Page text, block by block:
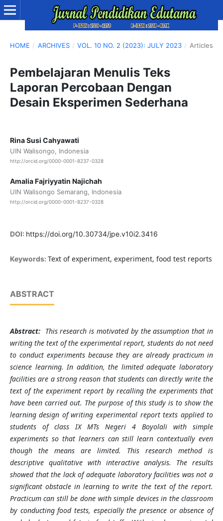
HOME / ARCHIVES / VOL. 10 NO. 2 (2023): JULY 2023 / Articles
Pembelajaran Menulis Teks
Laporan Percobaan Dengan
Desain Eksperimen Sederhana
Rina Susi Cahyawati
UIN Walisongo, Indonesia
http://orcid.org/0000-0001-8237-0328
Amalia Fajriyyatin Najichah
UIN Walisongo Semarang, Indonesia
http://orcid.org/0000-0001-8237-0328
DOI: https://doi.org/10.30734/jpe.v10i2.3416
Keywords: Text of experiment, experiment, food test reports
ABSTRACT
Abstract: This research is motivated by the assumption that in
writing the text of the experimental report, students do not need
to conduct experiments because they are already practicum in
science learning. In addition, the limited adequate laboratory
facilities are a strong reason that students can directly write the
text of the experiment report by recalling the experiments that
have been carried out. The purpose of this study is to show the
learning design of writing experimental report texts applied to
students of class IX MTs Negeri 4 Boyolali with simple
experiments so that learners can still learn contextually even
though the means are limited.
This research method is
descriptive qualitative with interactive analysis. The results
showed that the lack of adequate laboratory facilities was not a
significant obstacle in learning to write the text of the report.
Practicum can still be done with simple devices in the classroom
by conducting food tests, especially the presence or absence of